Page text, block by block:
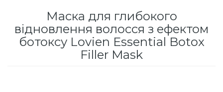
Маска для глибокого
відновлення волосся з ефектом
ботоксу Lovien Essential Botox
Filler Mask
Кошти від лупи
Сироватка, флюїд для волосся
Subtil Color Lab Instant Detox - Серія детокс
для шкіри голови
Revlon Professional
Schwarzkopf Professional